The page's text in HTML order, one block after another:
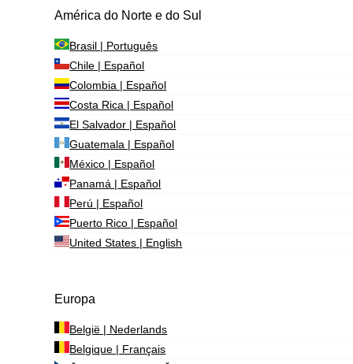
América do Norte e do Sul
Brasil | Português
Chile | Español
Colombia | Español
Costa Rica | Español
El Salvador | Español
Guatemala | Español
México | Español
Panamá | Español
Perú | Español
Puerto Rico | Español
United States | English
Europa
België | Nederlands
Belgique | Français